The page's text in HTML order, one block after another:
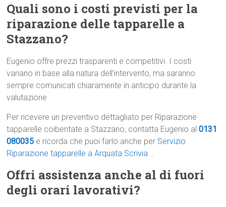
Quali sono i costi previsti per la
riparazione delle tapparelle a
Stazzano?
Eugenio offre prezzi trasparenti e competitivi. I costi
variano in base alla natura dell’intervento, ma saranno
sempre comunicati chiaramente in anticipo durante la
valutazione.
Per ricevere un preventivo dettagliato per Riparazione
tapparelle coibentate a Stazzano, contatta Eugenio al0131
080035 e ricorda che puoi farlo anche per Servizio
Riparazione tapparelle a Arquata Scrivia ..
Offri assistenza anche al di fuori
degli orari lavorativi?